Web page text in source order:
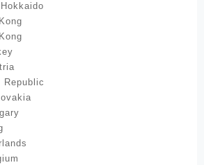
Republic